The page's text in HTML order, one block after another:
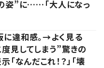
姿”に……「大人になっ
違和感。→よく見る
見してしまう”驚きの
なんだこれ！？」「壊